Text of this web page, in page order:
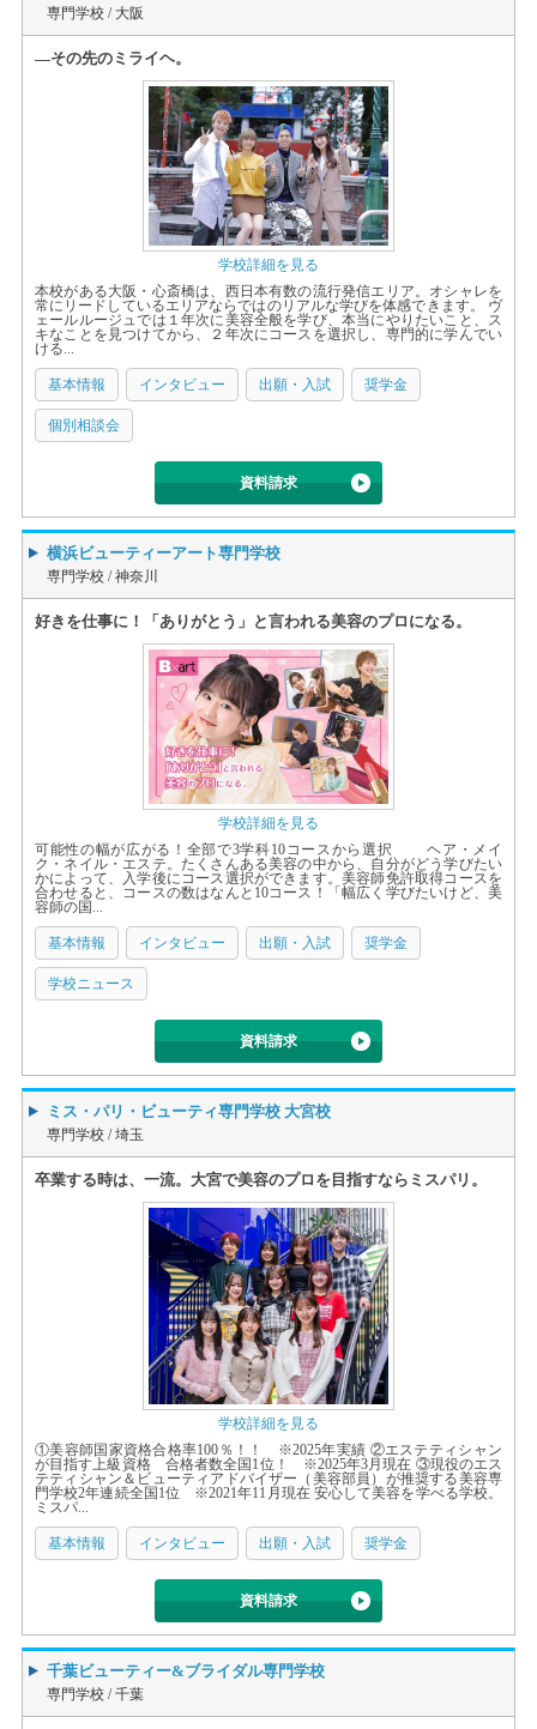
専門学校 / 大阪
―その先のミライヘ。
学校詳細を見る
本校がある大阪・心斎橋は、西日本有数の流行発信エリア。オシャレを
常にリードしているエリアならではのリアルな学びを体感できます。 ヴ
ェールルージュでは１年次に美容全般を学び、本当にやりたいこと、ス
キなことを見つけてから、２年次にコースを選択し、専門的に学んでい
ける...
基本情報 インタビュー 出願・入試 奨学金
個別相談会
資料請求
横浜ビューティーアート専門学校
専門学校 /神奈川
好きを仕事に！「ありがとう」と言われる美容のプロになる。
学校詳細を見る
可能性の幅が広がる！全部で3学科10コースから選択 ヘア・メイ
ク・ネイル・エステ。たくさんある美容の中から、自分がどう学びたい
かによって、入学後にコース選択ができます。美容師免許取得コースを
合わせると、コースの数はなんと10コース！「幅広く学びたいけど、美
容師の国...
基本情報 インタビュー 出願・入試 奨学金
学校ニュース
資料請求
ミス・パリ・ビューティ専門学校 大宮校
専門学校 /埼玉
卒業する時は、一流。大宮で美容のプロを目指すならミスパリ。
学校詳細を見る
①美容師国家資格合格率100％！！ ※2025年実績 ②エステティシャン
が目指す上級資格 合格者数全国1位！ ※2025年3月現在 ③現役のエス
テティシャン＆ビューティアドバイザー（美容部員）が推奨する美容専
門学校2年連続全国1位 ※2021年11月現在 安心して美容を学べる学校。
ミスパ...
基本情報 インタビュー 出願・入試 奨学金
資料請求
千葉ビューティー&ブライダル専門学校
専門学校 /千葉